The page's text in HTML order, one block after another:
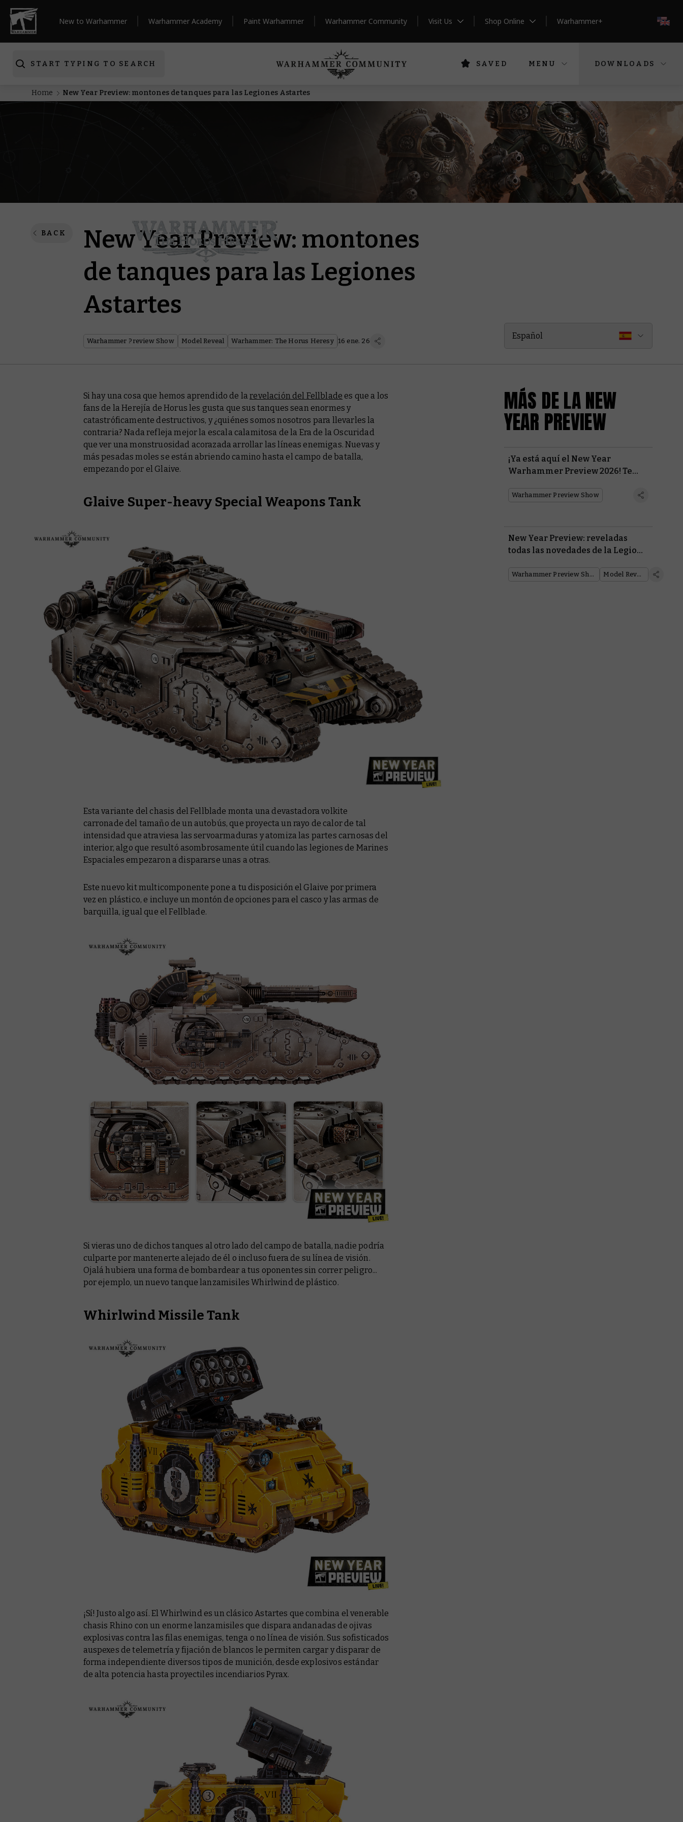
New to Warhammer Warhammer Academy Paint Warhammer Warhammer Community Visit Us Shop Online Warhammer+
START TYPING TO SEARCH SAVED MENU DOWNLOADS
Home New Year Preview: montones de tanques para las Legiones Astartes
BACK
New Year Preview: montones
de tanques para las Legiones
Astartes
Warhammer Preview Show Model Reveal Warhammer: The Horus Heresy 16 ene. 26
Español
Si hay una cosa que hemos aprendido de larevelación del Fellblade es que a los
fans de la Herejía de Horus les gusta que sus tanques sean enormes y
catastróficamente destructivos, y ¿quiénes somos nosotros para llevarles la
contraria? Nada refleja mejor la escala calamitosa de la Era de la Oscuridad
que ver una monstruosidad acorazada arrollar las líneas enemigas. Nuevas y
más pesadas moles se están abriendo camino hasta el campo de batalla,
empezando por el Glaive.
Glaive Super-heavy Special Weapons Tank
Esta variante del chasis del Fellblade monta una devastadora volkite
carronade del tamaño de un autobús, que proyecta un rayo de calor de tal
intensidad que atraviesa las servoarmaduras y atomiza las partes carnosas del
interior, algo que resultó asombrosamente útil cuando las legiones de Marines
Espaciales empezaron a dispararse unas a otras.
Este nuevo kit multicomponente pone a tu disposición el Glaive por primera
vez en plástico, e incluye un montón de opciones para el casco y las armas de
barquilla, igual que el Fellblade.
Si vieras uno de dichos tanques al otro lado del campo de batalla, nadie podría
culparte por mantenerte alejado de él o incluso fuera de su línea de visión.
Ojalá hubiera una forma de bombardear a tus oponentes sin correr peligro...
por ejemplo, un nuevo tanque lanzamisiles Whirlwind de plástico.
Whirlwind Missile Tank
¡Sí! Justo algo así. El Whirlwind es un clásico Astartes que combina el venerable
chasis Rhino con un enorme lanzamisiles que dispara andanadas de ojivas
explosivas contra las filas enemigas, tenga o no línea de visión. Sus sofisticados
auspexes de telemetría y fijación de blancos le permiten cargar y disparar de
forma independiente diversos tipos de munición, desde explosivos estándar
de alta potencia hasta proyectiles incendiarios Pyrax.
MÁS DE LA NEW
YEAR PREVIEW
¡Ya está aquí el New Year
Warhammer Preview 2026! Te
Warhammer Preview Show
New Year Preview: reveladas
todas las novedades de la Legio
Warhammer Preview Show Model Reveal